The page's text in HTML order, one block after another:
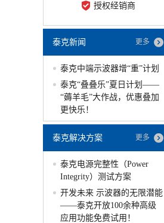
授权经销商
泰克新闻 更多
泰克中端示波器增“重”计划
泰克“叠叠乐”夏日计划——
“薅羊毛”大作战，优惠叠加
更快乐！
泰克解决方案 更多
泰克电源完整性（Power
Integrity）测试方案
开发未来 示波器的无限潜能
——泰克开放100余种高级
应用功能免费试用！